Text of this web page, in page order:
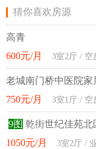
猜你喜欢房源
高青
600元/月 3室2厅 / 空
老城南门桥中医院家
750元/月 3室1厅 / 空
9图 乾街世纪佳苑北
1050元/月 3室2厅 /